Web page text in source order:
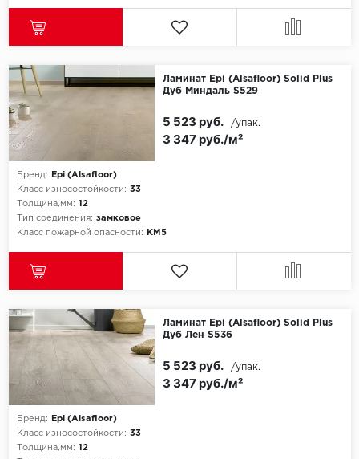
Vinilam
Ламинат Epi (Alsafloor) Solid Plus
Дуб Миндаль S529
Бренд:
Epi (Alsafloor)
Класс износостойкости: 33
Толщина,мм: 12
Тип соединения: замковое
Класс пожарной опасности:
КМ5
3 347 руб./м²
5 523 руб. /упак.
Ламинат Epi (Alsafloor) Solid Plus
Дуб Лен S536
Бренд:
Epi (Alsafloor)
Класс износостойкости: 33
Толщина,мм: 12
3 347 руб./м²
5 523 руб. /упак.